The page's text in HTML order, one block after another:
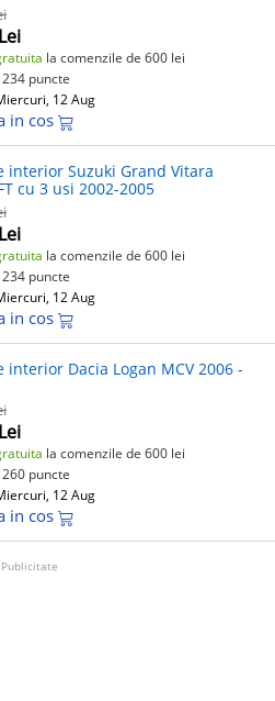
Lei
la comenzile de 600 lei
puncte
12 Aug
in cos
interior Suzuki Grand Vitara
cu 3 usi 2002-2005
Lei
la comenzile de 600 lei
puncte
12 Aug
in cos
interior Dacia Logan MCV 2006 -
Lei
la comenzile de 600 lei
puncte
12 Aug
in cos
Publicitate